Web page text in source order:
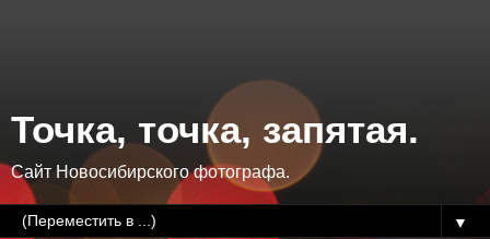
Точка, точка, запятая.
Сайт Новосибирского фотографа.
▼